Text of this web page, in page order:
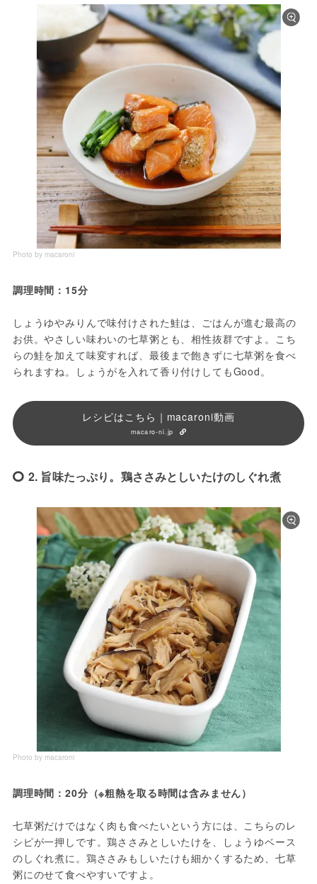
Photo by macaroni
調理時間：15分
しょうゆやみりんで味付けされた鮭は、ごはんが進む最高の
お供。やさしい味わいの七草粥とも、相性抜群ですよ。こち
らの鮭を加えて味変すれば、最後まで飽きずに七草粥を食べ
られますね。しょうがを入れて香り付けしてもGood。
レシピはこちら｜macaroni動画
macaro-ni.jp
2. 旨味たっぷり。鶏ささみとしいたけのしぐれ煮
Photo by macaroni
調理時間：20分（※粗熱を取る時間は含みません）
七草粥だけではなく肉も食べたいという方には、こちらのレ
シピが一押しです。鶏ささみとしいたけを、しょうゆベース
のしぐれ煮に。鶏ささみもしいたけも細かくするため、七草
粥にのせて食べやすいですよ。